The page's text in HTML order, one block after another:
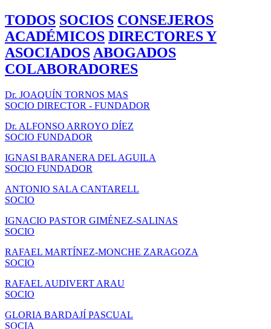
TODOS SOCIOS CONSEJEROS
ACADÉMICOS DIRECTORES Y
ASOCIADOS ABOGADOS
COLABORADORES
Dr. JOAQUÍN TORNOS MAS
SOCIO DIRECTOR - FUNDADOR
Dr. ALFONSO ARROYO DÍEZ
SOCIO FUNDADOR
IGNASI BARANERA DEL AGUILA
SOCIO FUNDADOR
ANTONIO SALA CANTARELL
SOCIO
IGNACIO PASTOR GIMÉNEZ-SALINAS
SOCIO
RAFAEL MARTÍNEZ-MONCHE ZARAGOZA
SOCIO
RAFAEL AUDIVERT ARAU
SOCIO
GLORIA BARDAJÍ PASCUAL
SOCIA